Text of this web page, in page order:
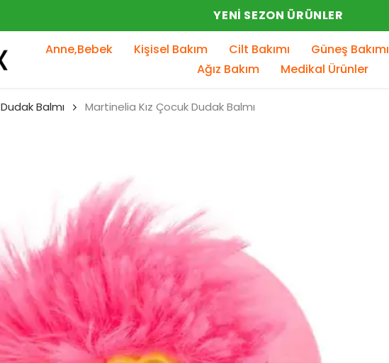
YENI SEZON ÜRÜNLER
Anne,Bebek Kişisel Bakım Cilt Bakımı Güneş Bakımı
Ağız Bakım
Medikal Ürünler
Dudak Balmı Martinelia Kız Çocuk Dudak Balmı